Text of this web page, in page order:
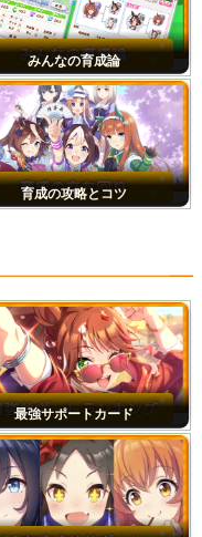
みんなの育成論
育成の攻略とコツ
最強サポートカード